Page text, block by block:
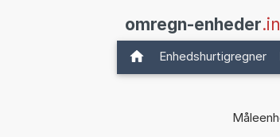
omregn-enheder
Enhedshurtigregner